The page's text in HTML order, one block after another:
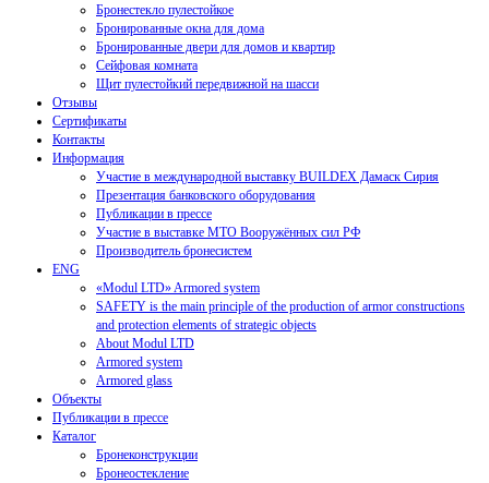
Бронестекло пулестойкое
Бронированные окна для дома
Бронированные двери для домов и квартир
Сейфовая комната
Щит пулестойкий передвижной на шасси
Отзывы
Сертификаты
Контакты
Информация
Участие в международной выставку BUILDEX Дамаск Сирия
Презентация банковского оборудования
Публикации в прессе
Участие в выставке МТО Вооружённых сил РФ
Производитель бронесистем
ENG
«Modul LTD» Armored system
SAFETY is the main principle of the production of armor constructions
and protection elements of strategic objects
About Modul LTD
Armored system
Armored glass
Объекты
Публикации в прессе
Каталог
Бронеконструкции
Бронеостекление